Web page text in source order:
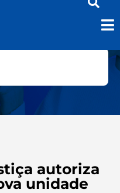
autoriza
unidade